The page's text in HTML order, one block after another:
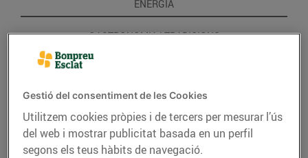
ENERGIA
GASTRONOMIA I TRADICIONS
Gestió del consentiment de les Cookies
Utilitzem cookies pròpies i de tercers per mesurar l’ús
del web i mostrar publicitat basada en un perfil
segons els teus hàbits de navegació.